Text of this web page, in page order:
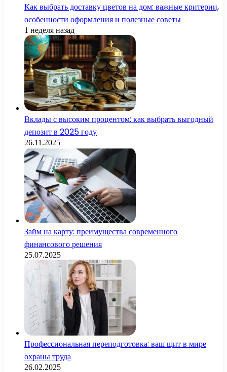
Как выбрать доставку цветов на дом: важные критерии,
особенности оформления и полезные советы
1 неделя назад
Вклады с высоким процентом: как выбрать выгодный
депозит в 2025 году
26.11.2025
Займ на карту: преимущества современного
финансового решения
25.07.2025
Профессиональная переподготовка: ваш щит в мире
охраны труда
26.02.2025